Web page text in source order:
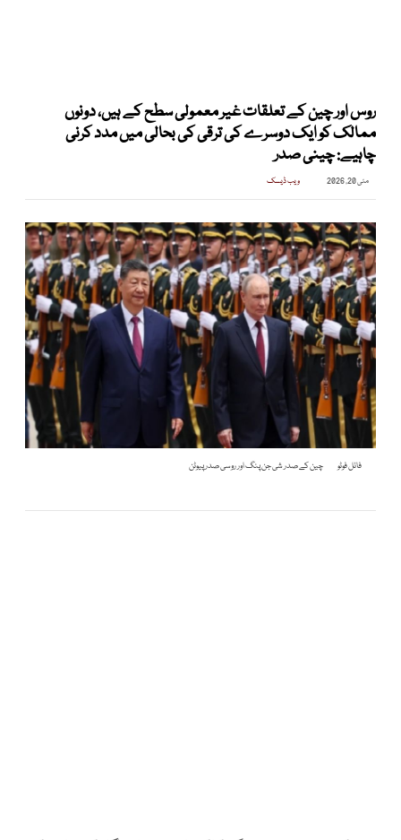
روس اور چین کے تعلقات غیر معمولی سطح کے ہیں، دونوں
ممالک کو ایک دوسرے کی ترقی کی بحالی میں مدد کرنی
چاہیے: چینی صدر
مئی 20, 2026 ویب ڈیسک
فائل فوٹو چین کے صدر شی جن پنگ اور روسی صدر پیوٹن